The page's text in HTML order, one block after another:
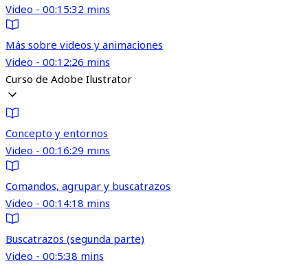
Video - 00:15:32 mins
Más sobre videos y animaciones
Video - 00:12:26 mins
Curso de Adobe Ilustrator
Concepto y entornos
Video - 00:16:29 mins
Comandos, agrupar y buscatrazos
Video - 00:14:18 mins
Buscatrazos (segunda parte)
Video - 00:5:38 mins